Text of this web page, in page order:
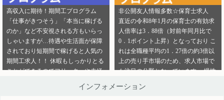
ちら」からご連絡ください。
高収入に期待！期間工プログラム
「仕事がきつそう」「本当に稼げる
のか」など不安視される方もいらっ
しゃいますが…待遇や生活面が保障
されており短期間で稼げると人気の
期間工求人！！ 休暇もしっかりとる
ことができるのでフリーターや未経
新規でご登録いただくアフィリエイ
非公開友人情報多数☆保育士求人
直近の令和8年1月の保育士の有効求
人倍率は3．88倍（対前年同月比で
0．1ポイント上昇）となっており こ
れは全職種平均の1．27倍の約3倍以
上の売り手市場のため、求人市場で
も注目の分野となっています。 慢性
採用というスタイルの保育園も増え
インフォメーション